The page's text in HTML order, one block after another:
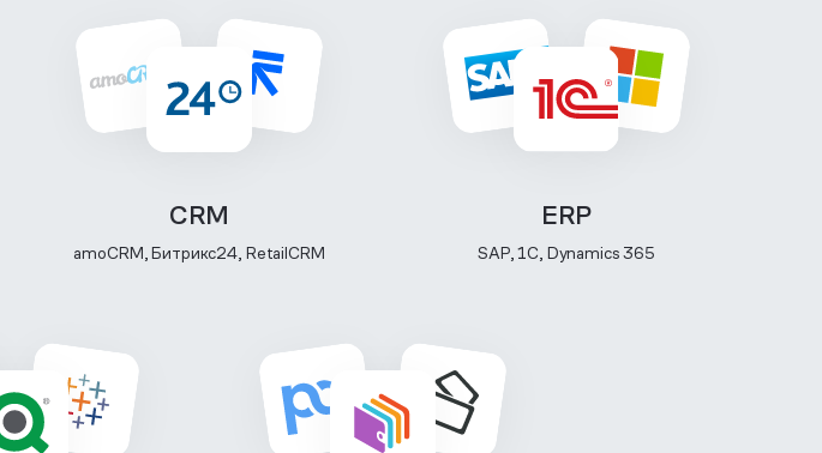
CRM
amoCRM, Битрикс24, RetailCRM
ERP
SAP, 1C, Dynamics 365